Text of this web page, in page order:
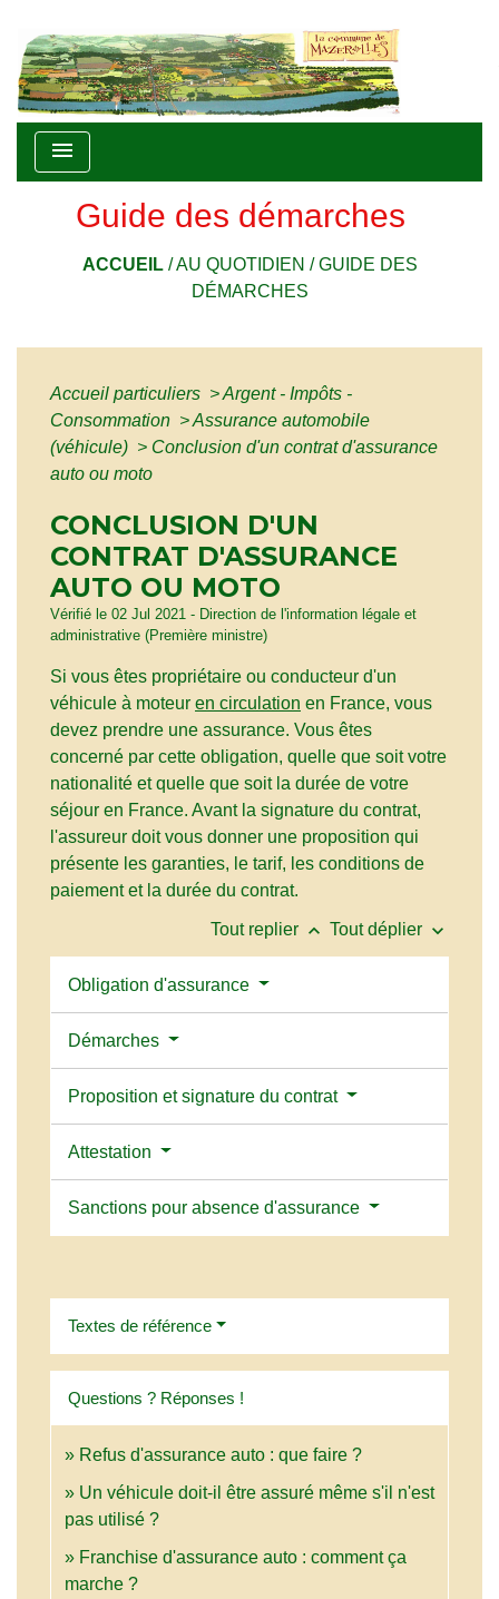
menu
Guide des démarches
ACCUEIL/AU QUOTIDIEN /GUIDE DES
DÉMARCHES
Accueil particuliers >Argent - Impôts -
Consommation >Assurance automobile
(véhicule) > Conclusion d'un contrat d'assurance
auto ou moto
CONCLUSION D'UN
CONTRAT D'ASSURANCE
AUTO OU MOTO
Vérifié le 02 Jul 2021 - Direction de l'information légale et
administrative (Première ministre)
Si vous êtes propriétaire ou conducteur d'un
véhicule à moteur en circulation en France, vous
devez prendre une assurance. Vous êtes
concerné par cette obligation, quelle que soit votre
nationalité et quelle que soit la durée de votre
séjour en France. Avant la signature du contrat,
l'assureur doit vous donner une proposition qui
présente les garanties, le tarif, les conditions de
paiement et la durée du contrat.
Tout replier keyboard_arrow_up Tout déplier keyboard_arrow_down
Obligation d'assurance
Démarches
Proposition et signature du contrat
Attestation
Sanctions pour absence d'assurance
Textes de référence
Questions ? Réponses !
Refus d'assurance auto : que faire ?
Un véhicule doit-il être assuré même s'il n'est
pas utilisé ?
Franchise d'assurance auto : comment ça
marche ?